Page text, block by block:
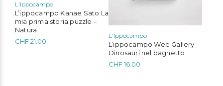
L'Ippocampo
L’ippocampo Kanae Sato La
mia prima storia puzzle –
Natura
CHF21.00
L'Ippocampo
L’ippocampo Wee Gallery
Dinosauri nel bagnetto
CHF16.00